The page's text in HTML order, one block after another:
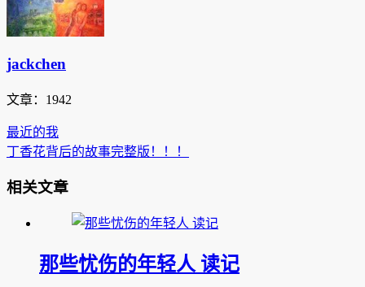
jackchen
文章：1942
最近的我
丁香花背后的故事完整版！！！
相关文章
那些忧伤的年轻人 读记